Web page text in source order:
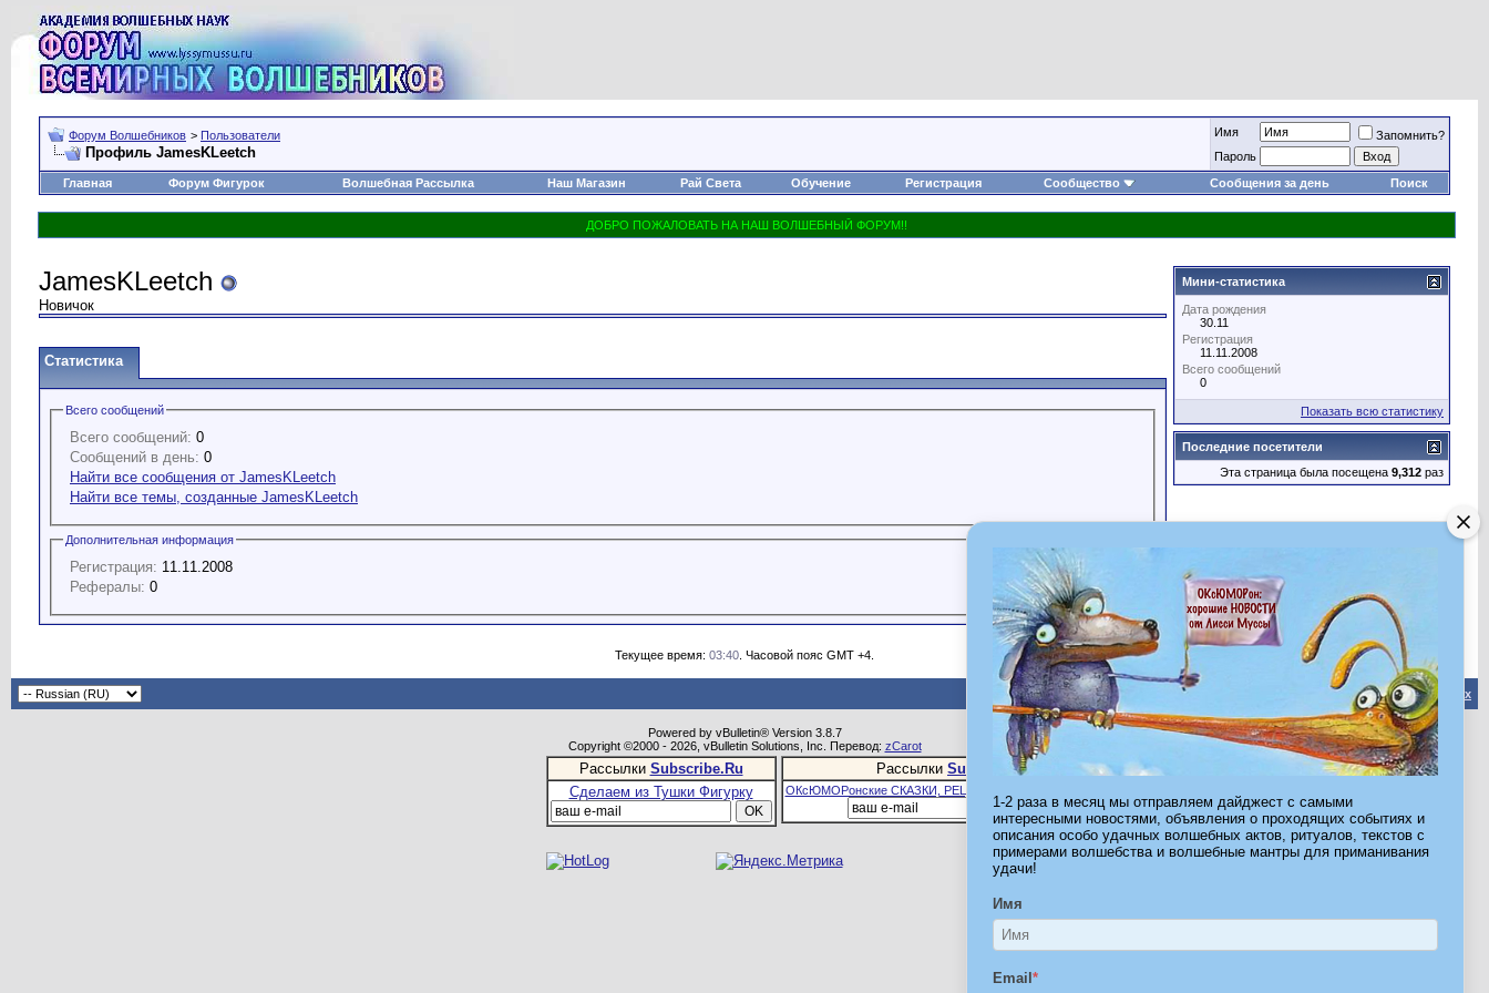
1-2 раза в месяц мы отправляем дайджест с самыми
интересными новостями, объявления о проходящих событиях и
описания особо удачных волшебных актов, ритуалов, текстов с
примерами волшебства и волшебные мантры для приманивания
удачи!
Имя
Email *
Форум Волшебников > Пользователи
Профиль JamesKLeetch
Имя
Запомнить?
Пароль
Главная
Форум Фигурок Волшебная Рассылка Наш Магазин Рай Света Обучение Регистрация Сообщество Сообщения за день Поиск
JamesKLeetch
Новичок
Статистика
Всего сообщений
Всего сообщений: 0
Сообщений в день: 0
Найти все сообщения от JamesKLeetch
Найти все темы, созданные JamesKLeetch
Дополнительная информация
Регистрация: 11.11.2008
Рефералы: 0
Мини-статистика
Дата рождения
30.11
Регистрация
11.11.2008
Всего сообщений
0
Показать всю статистику
Последние посетители
Эта страница была посещена 9,312 раз
Текущее время: 03:40 . Часовой пояс GMT +4.
Обратная связь Форум Волшебников-Архив-Вверх
Powered by vBulletin® Version 3.8.7
Copyright ©2000 - 2026, vBulletin Solutions, Inc. Перевод: zCarot
Рассылки Subscribe.Ru
Сделаем из Тушки Фигурку
Рассылки Subscribe.Ru
ОКсЮМОРонские СКАЗКИ, РЕЦЕПТЫ И ШТУЧКИ ДЛЯ ВСЕХ